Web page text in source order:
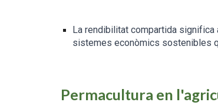
La rendibilitat compartida
sistemes econòmics sostenibles
Permacultura en